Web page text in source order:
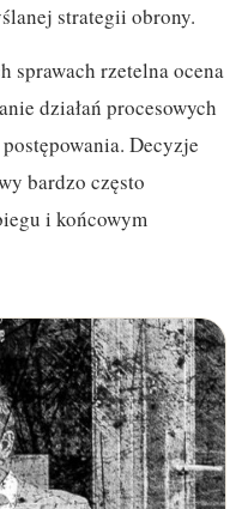
strategii obrony.
sprawach rzetelna ocena
działań procesowych
Decyzje
bardzo często
i końcowym